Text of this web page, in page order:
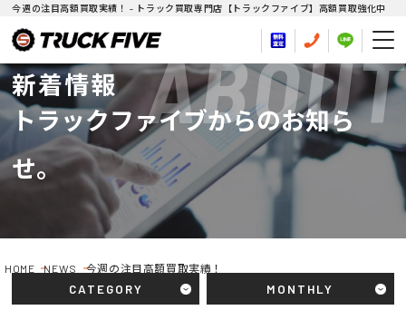
今週の注目高額買取実績！ - トラック買取専門店【トラックファイブ】高額買取強化中
新着情報
トラックファイブからのお知ら
せ。
HOME NEWS 今週の注目高額買取実績！
ABOUT
CATEGORY MONTHLY